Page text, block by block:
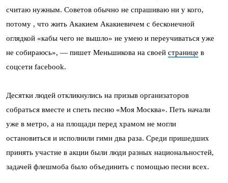
считаю нужным. Советов обычно не спрашиваю ни у кого,
потому , что жить Акакием Акакиевичем с бесконечной
оглядкой «кабы чего не вышло» не умею и переучиваться уже
не собираюсь», — пишет Меньшикова на своей странице в
соцсети facebook.
Десятки людей откликнулись на призыв организаторов
собраться вместе и спеть песню «Моя Москва». Петь начали
уже в метро, а на площади перед храмом не могли
остановиться и исполнили гимн два раза. Среди пришедших
принять участие в акции были люди разных национальностей,
задачей флешмоба было объединить с помощью песни всех.